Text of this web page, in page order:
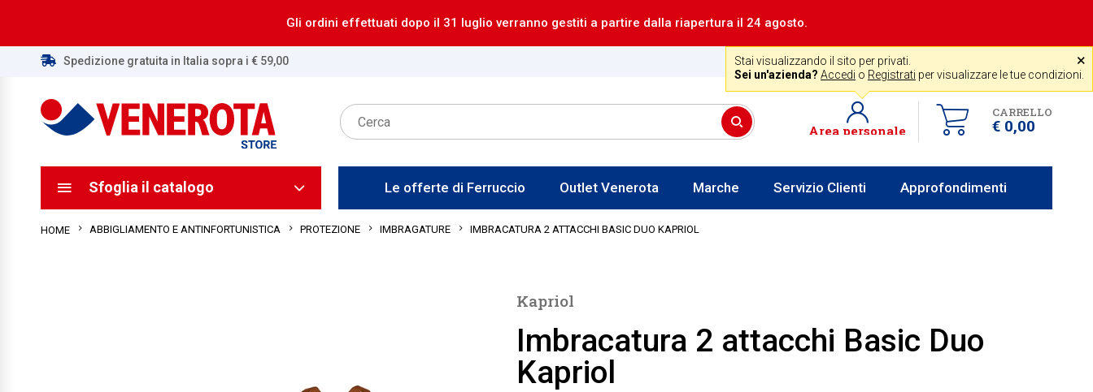
Gli ordini effettuati dopo il 31 luglio verranno gestiti a partire dalla riapertura il 24 agosto.
Spedizione gratuita in Italia sopra i € 59,00 Assistenza gratuita
dal lun al ven 8-12 14-18 +39 0341 256700 ˟
Stai visualizzando il sito per privati.
Sei un'azienda? Accedi o Registrati per visualizzare le tue condizioni.
CARRELLO
€ 0,00
Area personale
Sfoglia il catalogo Le offerte di Ferruccio Outlet Venerota Marche Servizio Clienti Approfondimenti
HOME ABBIGLIAMENTO E ANTINFORTUNISTICA PROTEZIONE IMBRAGATURE IMBRACATURA 2 ATTACCHI BASIC DUO KAPRIOL
Kapriol
Imbracatura 2 attacchi Basic Duo
Kapriol